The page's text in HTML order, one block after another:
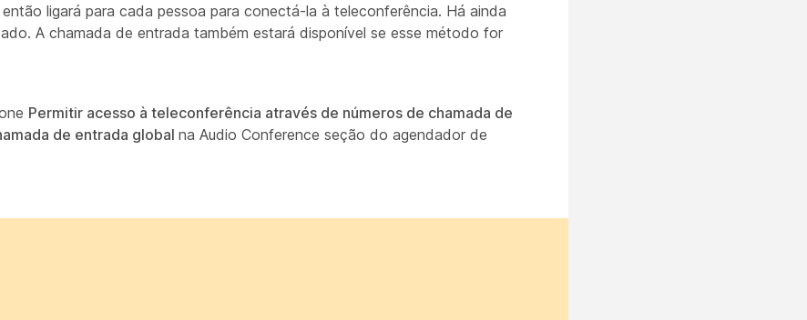
ligará para cada pessoa para conectá-la à teleconferência. Há ainda
A chamada de entrada também estará disponível se esse método for
Permitir acesso à teleconferência através de números de chamada de
de entrada global na Audio Conference seção do agendador de